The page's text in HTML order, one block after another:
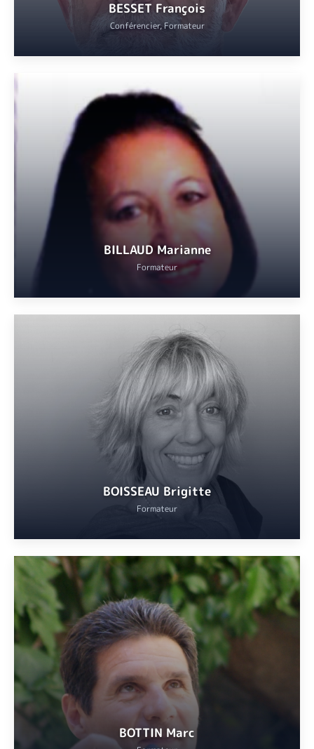
BESSET François
Conférencier, Formateur
Professeur agrégé en philosophie, a enseigné en secondaire au
lycée Carnot à Cannes et en classe préparatoire aux grandes écoles
(CPGE) aux Eucalyptus à Nice.
VOIR
BILLAUD Marianne
Formateur
Professeure licenciée.
VOIR
BOISSEAU Brigitte
Formateur
Médecin allergologue. Titulaire d’un Diplôme Universitaire de
méditation et d’un Diplôme Universitaire de
phytothérapie/aromathérapie. Formatrice dans une école de
délégués médicaux pendant 10 ans.
VOIR
BOTTIN Marc